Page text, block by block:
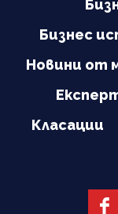
Бизнес
Новини от
Класации